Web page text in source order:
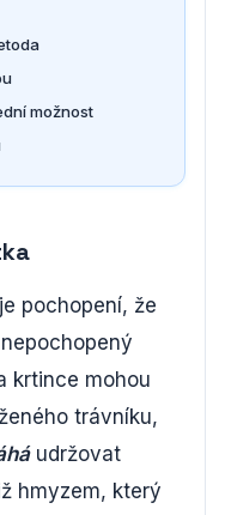
možnost
pochopení, že
krtince mohou
trávníku,
udržovat
hmyzem, který